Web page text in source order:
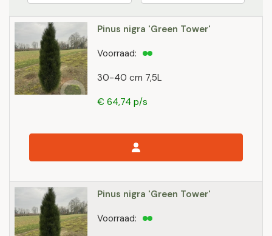
Pinus nigra 'Green Tower'
30-40 cm 7,5L
Voorraad:
€ 64,74 p/s
Pinus nigra 'Green Tower'
Voorraad: